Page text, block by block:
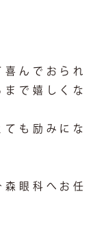
んでおられ
で嬉しくな
も励みにな
森眼科へお任